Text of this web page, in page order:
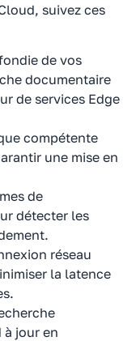
suivez ces
de vos
documentaire
de services Edge
compétente
une mise en
de
détecter les
réseau
la latence
à jour en